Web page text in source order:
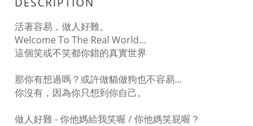
活著容易，做人好難。
Welcome To The Real World…
這個笑或不笑都你錯的真實世界
那你有想過嗎？或許做貓做狗也不容易...
你沒有，因為你只想到你自己。
做人好難 - 你他媽給我笑喔 / 你他媽笑屁喔？